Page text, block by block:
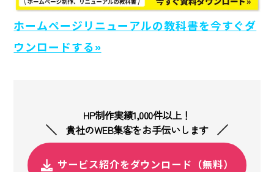
ホームページリニューアルの教科書を今すぐダ
ウンロードする»
HP制作実績1,000件以上！
貴社のWEB集客をお手伝いします
サービス紹介をダウンロード（無料）